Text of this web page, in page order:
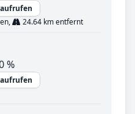
24.64 km entfernt
%